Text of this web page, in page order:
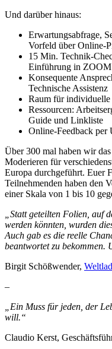
Und darüber hinaus:
Erwartungsabfrage,
Vorfeld über Online-
15 Min. Technik-
Einführung in
Konsequente
Technische Assistenz
Raum für individuelle
Ressourcen:
Guide und Linkliste
Online-Feedback per
Über 300 mal haben wir
Moderieren für
Europa durchgeführt. Euer
Teilnehmenden haben den
einer Skala von 1 bis 10
„Statt geteilten Folien, auf
werden könnten, wurden
Auch gab es die reelle
beantwortet zu bekommen.
Birgit Schößwender,
–
„Ein Muss für jeden, der
will.“
Claudio Kerst,